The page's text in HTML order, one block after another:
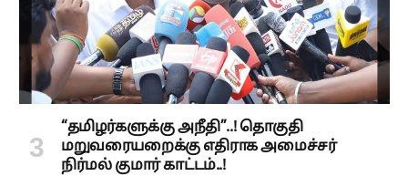
“தமிழர்களுக்கு அநீதி”..! தொகுதி
மறுவரையறைக்கு எதிராக அமைச்சர்
நிர்மல் குமார் காட்டம்..!